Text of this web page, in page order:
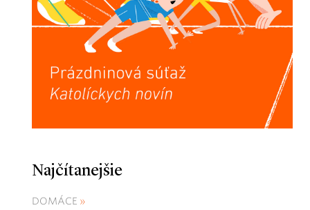
Najčítanejšie
DOMÁCE